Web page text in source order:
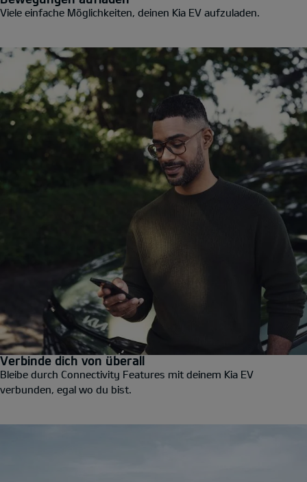
Viele einfache Möglichkeiten, deinen Kia EV aufzuladen.
Verbinde dich von überall
Bleibe durch Connectivity Features mit deinem Kia EV
verbunden, egal wo du bist.